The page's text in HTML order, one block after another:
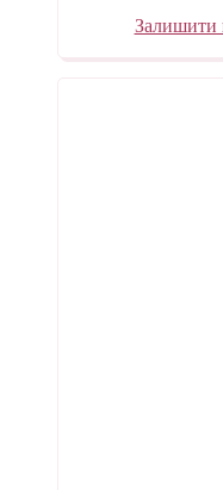
Залишити